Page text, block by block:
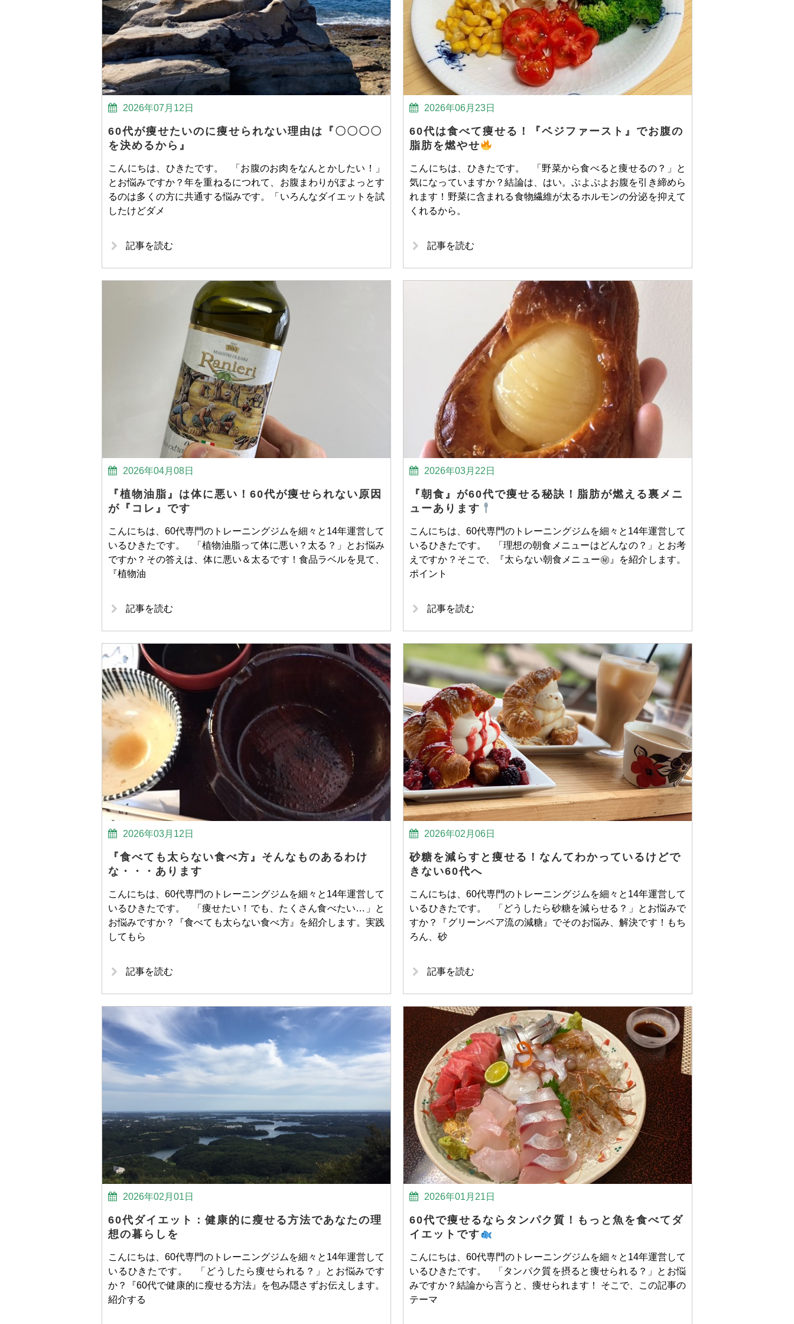
2026年07月12日
60代が痩せたいのに痩せられない理由は『〇〇〇〇
を決めるから』
こんにちは、ひきたです。 「お腹のお肉をなんとかしたい！」
とお悩みですか？年を重ねるにつれて、お腹まわりがぽよっとす
るのは多くの方に共通する悩みです。「いろんなダイエットを試
したけどダメ
記事を読む
2026年06月23日
60代は食べて痩せる！『ベジファースト』でお腹の
脂肪を燃やせ
こんにちは、ひきたです。 「野菜から食べると痩せるの？」と
気になっていますか？結論は、はい。ぷよぷよお腹を引き締めら
れます！野菜に含まれる食物繊維が太るホルモンの分泌を抑えて
くれるから。
記事を読む
2026年04月08日
『植物油脂』は体に悪い！60代が痩せられない原因
が『コレ』です
こんにちは、60代専門のトレーニングジムを細々と14年運営して
いるひきたです。 「植物油脂って体に悪い？太る？」とお悩み
ですか？その答えは、体に悪い＆太るです！食品ラベルを見て、
『植物油
記事を読む
2026年03月22日
『朝食』が60代で痩せる秘訣！脂肪が燃える裏メニ
ューあります
こんにちは、60代専門のトレーニングジムを細々と14年運営して
いるひきたです。 「理想の朝食メニューはどんなの？」とお考
えですか？そこで、『太らない朝食メニュー㊙』を紹介します。
ポイント
記事を読む
2026年03月12日
『食べても太らない食べ方』そんなものあるわけ
な・・・あります
こんにちは、60代専門のトレーニングジムを細々と14年運営して
いるひきたです。 「痩せたい！でも、たくさん食べたい…」と
お悩みですか？『食べても太らない食べ方』を紹介します。実践
してもら
記事を読む
2026年02月06日
砂糖を減らすと痩せる！なんてわかっているけどで
きない60代へ
こんにちは、60代専門のトレーニングジムを細々と14年運営して
いるひきたです。 「どうしたら砂糖を減らせる？」とお悩みで
すか？『グリーンベア流の減糖』でそのお悩み、解決です！もち
ろん、砂
記事を読む
2026年02月01日
60代ダイエット：健康的に瘦せる方法であなたの理
想の暮らしを
こんにちは、60代専門のトレーニングジムを細々と14年運営して
いるひきたです。 「どうしたら痩せられる？」とお悩みです
か？『60代で健康的に瘦せる方法』を包み隠さずお伝えします。
紹介する
2026年01月21日
60代で痩せるならタンパク質！もっと魚を食べてダ
イエットです
こんにちは、60代専門のトレーニングジムを細々と14年運営して
いるひきたです。 「タンパク質を摂ると痩せられる？」とお悩
みですか？結論から言うと、痩せられます！ そこで、この記事の
テーマ